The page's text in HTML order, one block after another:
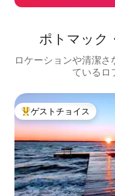
ポトマック
ロケーションや清潔
ているロ
大好評のゲストチョイス
ゲストチョイス